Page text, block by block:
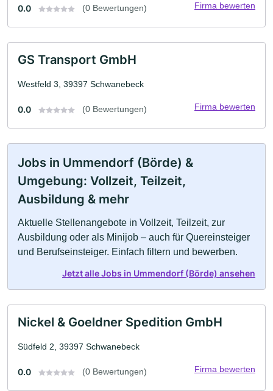
0.0 (0 Bewertungen) Firma bewerten
GS Transport GmbH
Westfeld 3, 39397 Schwanebeck
0.0 (0 Bewertungen) Firma bewerten
Jobs in Ummendorf (Börde) &
Umgebung: Vollzeit, Teilzeit,
Ausbildung & mehr
Aktuelle Stellenangebote in Vollzeit, Teilzeit, zur
Ausbildung oder als Minijob – auch für Quereinsteiger
und Berufseinsteiger. Einfach filtern und bewerben.
Jetzt alle Jobs in Ummendorf (Börde) ansehen
Nickel & Goeldner Spedition GmbH
Südfeld 2, 39397 Schwanebeck
0.0 (0 Bewertungen) Firma bewerten